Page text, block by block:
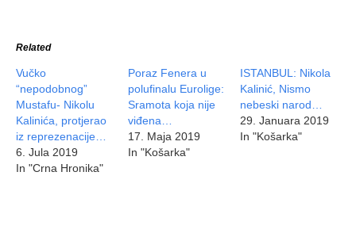
Related
Vučko
“nepodobnog”
Mustafu- Nikolu
Kalinića, protjerao
iz reprezenacije…
6. Jula 2019
In "Crna Hronika"
Poraz Fenera u
polufinalu Eurolige:
Sramota koja nije
viđena…
17. Maja 2019
In "Košarka"
ISTANBUL: Nikola
Kalinić, Nismo
nebeski narod…
29. Januara 2019
In "Košarka"